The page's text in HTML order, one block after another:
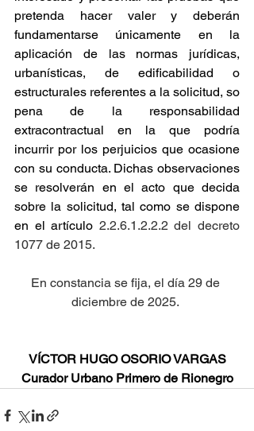
pretenda hacer valer y deberán
fundamentarse únicamente en la
aplicación de las normas jurídicas,
urbanísticas, de edificabilidad o
estructurales referentes a la solicitud, so
pena de la responsabilidad
extracontractual en la que podría
incurrir por los perjuicios que ocasione
con su conducta. Dichas observaciones
se resolverán en el acto que decida
sobre la solicitud, tal como se dispone
en el artículo 2.2.6.1.2.2.2 del decreto
1077 de 2015.
En constancia se fija, el día 29 de
diciembre de 2025.
VÍCTOR HUGO OSORIO VARGAS
Curador Urbano Primero de Rionegro